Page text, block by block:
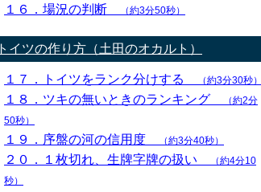
１６．場況の判断 （約3分50秒）
トイツの作り方（土田のオカルト）
１７．トイツをランク分けする （約3分30秒）
１８．ツキの無いときのランキング
（約2分
50秒）
１９．序盤の河の信用度 （約3分40秒）
２０．１枚切れ、生牌字牌の扱い
（約4分10
秒）